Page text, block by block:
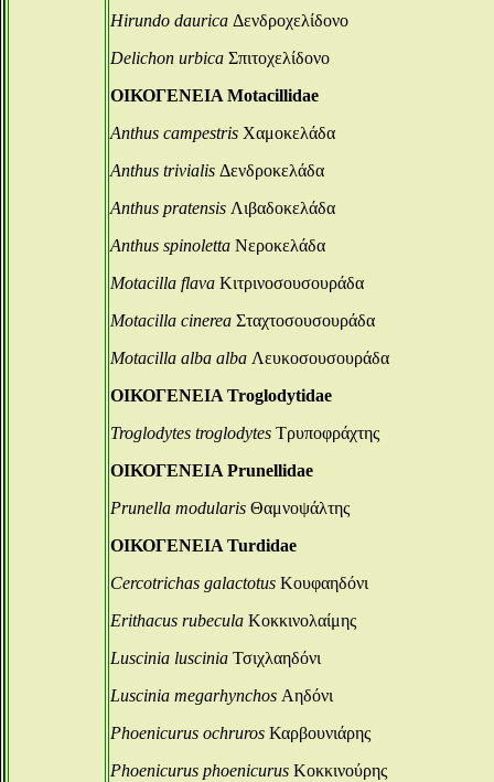
Hirundo daurica Δενδροχελίδονο
Delichon urbica Σπιτοχελίδονο
ΟΙΚΟΓΕΝΕΙΑ Motacillidae
Anthus campestris Χαμοκελάδα
Anthus trivialis Δενδροκελάδα
Anthus pratensis Λιβαδοκελάδα
Anthus spinoletta Νεροκελάδα
Motacilla flava Κιτρινοσουσουράδα
Motacilla cinerea Σταχτοσουσουράδα
Motacilla alba alba Λευκοσουσουράδα
ΟΙΚΟΓΕΝΕΙΑ Troglodytidae
Troglodytes troglodytes Τρυποφράχτης
ΟΙΚΟΓΕΝΕΙΑ Prunellidae
Prunella modularis Θαμνοψάλτης
ΟΙΚΟΓΕΝΕΙΑ Turdidae
Cercotrichas galactotus Κουφαηδόνι
Erithacus rubecula Κοκκινολαίμης
Luscinia luscinia Τσιχλαηδόνι
Luscinia megarhynchos Αηδόνι
Phoenicurus ochruros Καρβουνιάρης
Phoenicurus phoenicurus Κοκκινούρης